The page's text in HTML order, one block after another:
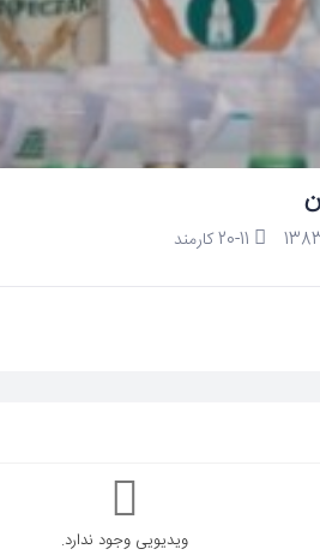
ویدیویی وجود ندارد.